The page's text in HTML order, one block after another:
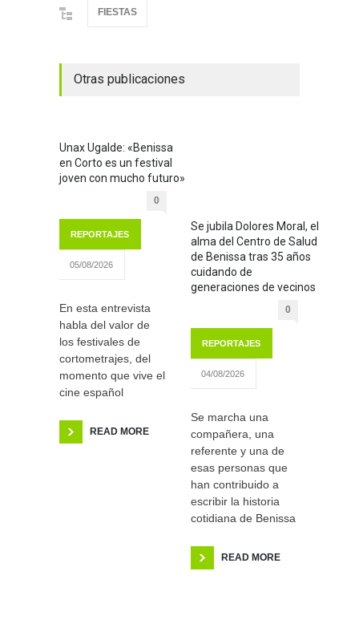
FIESTAS
Otras publicaciones
Unax Ugalde: «Benissa
en Corto es un festival
joven con mucho futuro»
0
REPORTAJES
05/08/2026
En esta entrevista
habla del valor de
los festivales de
cortometrajes, del
momento que vive el
cine español
READ MORE
Se jubila Dolores Moral, el
alma del Centro de Salud
de Benissa tras 35 años
cuidando de
generaciones de vecinos
0
REPORTAJES
04/08/2026
Se marcha una
compañera, una
referente y una de
esas personas que
han contribuido a
escribir la historia
cotidiana de Benissa
READ MORE